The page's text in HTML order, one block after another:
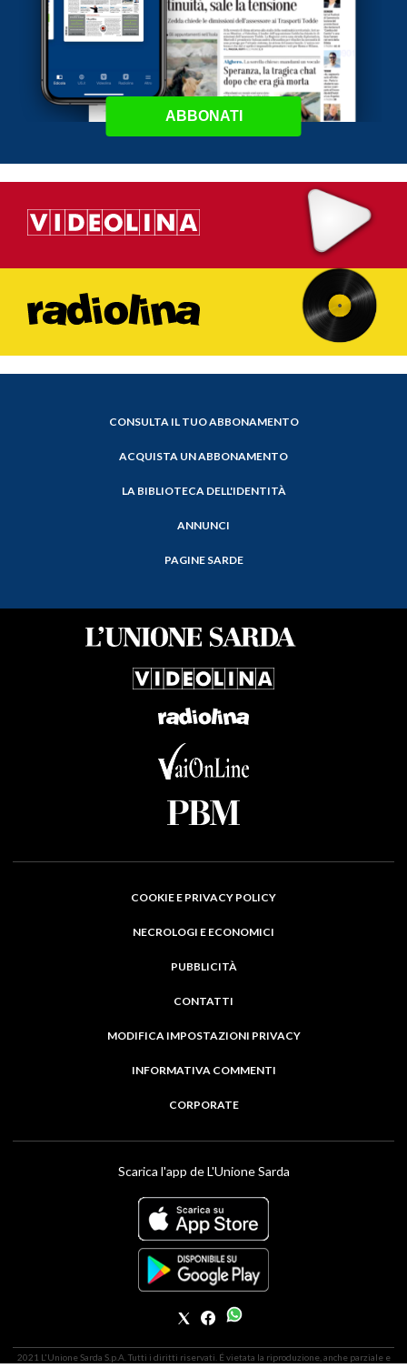
ABBONATI
CONSULTA IL TUO ABBONAMENTO
ACQUISTA UN ABBONAMENTO
LA BIBLIOTECA DELL'IDENTITÀ
ANNUNCI
PAGINE SARDE
COOKIE E PRIVACY POLICY
NECROLOGI E ECONOMICI
PUBBLICITÀ
CONTATTI
MODIFICA IMPOSTAZIONI PRIVACY
INFORMATIVA COMMENTI
CORPORATE
Scarica l'app de L'Unione Sarda
2021 L'Unione Sarda S.p.A. Tutti i diritti riservati. É vietata la riproduzione, anche parziale e